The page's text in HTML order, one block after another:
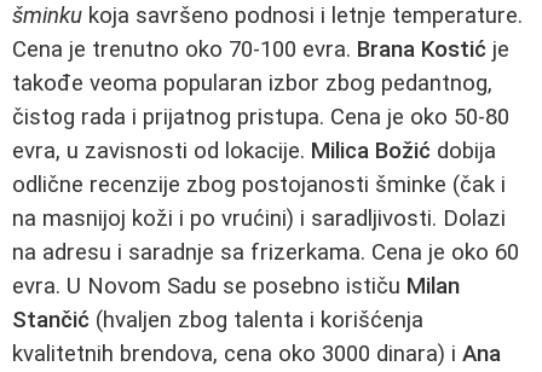
šminku koja savršeno podnosi i letnje temperature.
Cena je trenutno oko 70-100 evra. Brana Kostić je
takođe veoma popularan izbor zbog pedantnog,
čistog rada i prijatnog pristupa. Cena je oko 50-80
evra, u zavisnosti od lokacije. Milica Božić dobija
odlične recenzije zbog postojanosti šminke (čak i
na masnijoj koži i po vrućini) i saradljivosti. Dolazi
na adresu i saradnje sa frizerkama. Cena je oko 60
evra. U Novom Sadu se posebno ističu Milan
Stančić (hvaljen zbog talenta i korišćenja
kvalitetnih brendova, cena oko 3000 dinara) i Ana